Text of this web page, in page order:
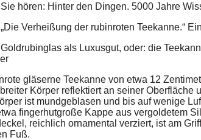
Sie hören: Hinter den Dingen. 5000 Jahre
„Die Verheißung der rubinroten Teekanne.“
Goldrubinglas als Luxusgut, oder: die
gläserne Teekanne von etwa 12
Körper reflektiert an seiner
ist mundgeblasen und bis auf wenige
fingerhutgroße Kappe aus vergoldetem
reichlich ornamental verziert, ist am
Fuß.